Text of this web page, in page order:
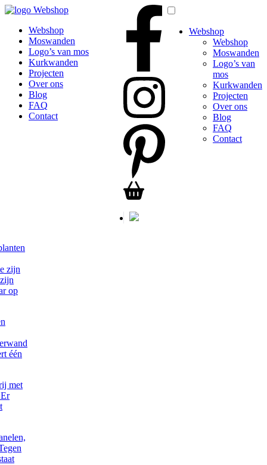
Webshop
Webshop
Moswanden
Logo’s van mos
Kurkwanden
Projecten
Over ons
Blog
FAQ
Contact
Webshop
Webshop
Moswanden
Logo’s van
mos
Kurkwanden
Projecten
Over ons
Blog
FAQ
Contact